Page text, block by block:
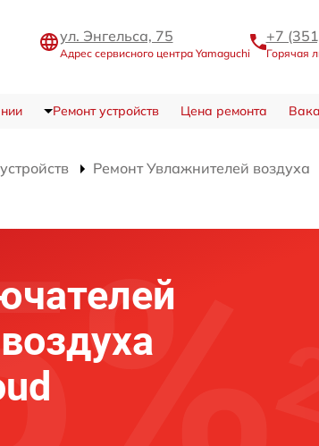
ул. Энгельса, 75
Адрес сервисного центра Yamaguchi
+7
Горячая
Ремонт устройств Цена ремонта
Ремонт Увлажнителей воздуха